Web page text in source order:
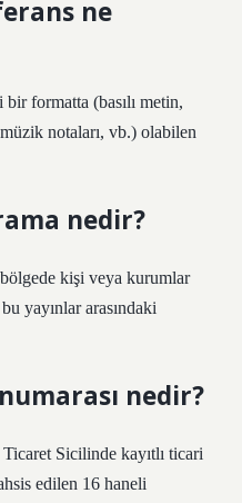
ne
formatta (basılı metin,
notaları, vb.) olabilen
nedir?
kişi veya kurumlar
yayınlar arasındaki
nedir?
Sicilinde kayıtlı ticari
edilen 16 haneli